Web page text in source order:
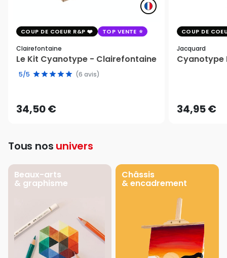
COUP DE COEUR R&P TOP VENTE
Clairefontaine
Le Kit Cyanotype - Clairefontaine
5/5 (6 avis)
34,50 €
COUP DE
Jacquard
Cyanotype
34,95 €
Tous nos univers
Beaux-arts
& graphisme
Châssis
& encadrement